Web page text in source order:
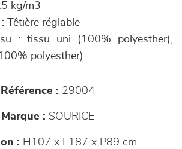
kg/m3
Têtière réglable
: tissu uni (100% polyesther),
polyesther)
Référence : 29004
Marque : SOURICE
: H107 x L187 x P89 cm